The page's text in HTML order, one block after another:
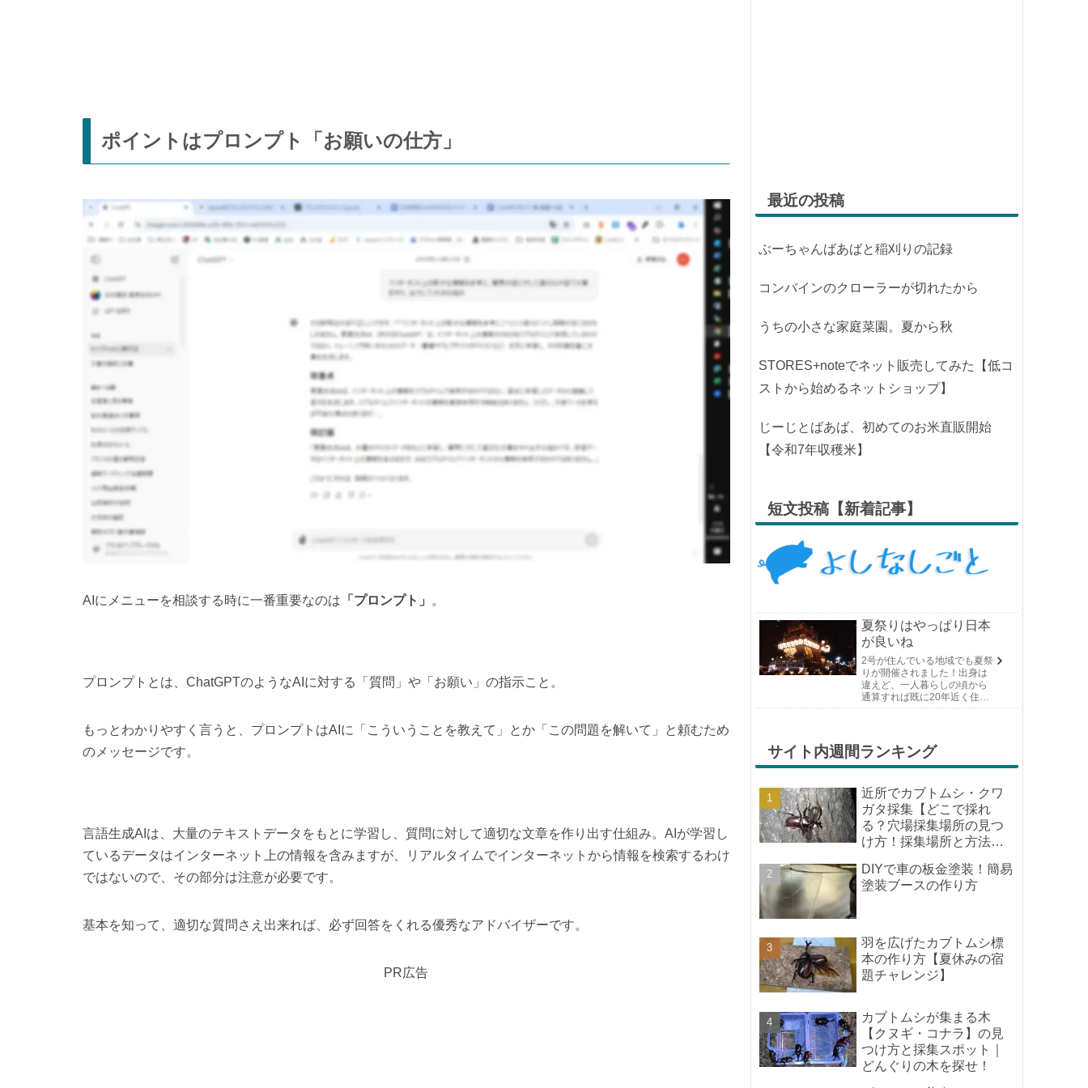
ポイントはプロンプト「お願いの仕方」
AIにメニューを相談する時に一番重要なのは 「プロンプト」 。
プロンプトとは、ChatGPTのようなAIに対する「質問」や「お願い」の指示こと。
もっとわかりやすく言うと、プロンプトはAIに「こういうことを教えて」とか「この問題を解いて」と頼むため
のメッセージです。
言語生成AIは、大量のテキストデータをもとに学習し、質問に対して適切な文章を作り出す仕組み。AIが学習し
ているデータはインターネット上の情報を含みますが、リアルタイムでインターネットから情報を検索するわけ
ではないので、その部分は注意が必要です。
基本を知って、適切な質問さえ出来れば、必ず回答をくれる優秀なアドバイザーです。
PR広告
最近の投稿
ぶーちゃんばあばと稲刈りの記録
コンバインのクローラーが切れたから
うちの小さな家庭菜園。夏から秋
STORES+noteでネット販売してみた【低コ
ストから始めるネットショップ】
じーじとばあば、初めてのお米直販開始
【令和7年収穫米】
短文投稿【新着記事】
夏祭りはやっぱり日本
が良いね
2号が住んでいる地域でも夏祭
りが開催されました！出身は
違えど、一人暮らしの頃から
通算すれば既に20年近く住ん
す。そして、それは2号嫁も同
じようで、夏祭りが近いづい...
サイト内週間ランキング
近所でカブトムシ・クワ
ガタ採集【どこで採れ
る？穴場採集場所の見つ
け方！採集場所と方法や
DIYで車の板金塗装！簡易
塗装ブースの作り方
羽を広げたカブトムシ標
本の作り方【夏休みの宿
題チャレンジ】
カブトムシが集まる木
【クヌギ・コナラ】の見
つけ方と採集スポット｜
どんぐりの木を探せ！